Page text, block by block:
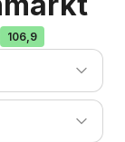
106,9